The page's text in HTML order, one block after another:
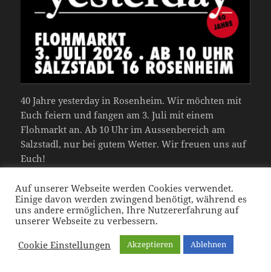
40 Jahre yesterday in Rosenheim. Wir möchten mit
Euch feiern und fangen am 3. Juli mit einem
Flohmarkt an. Ab 10 Uhr im Aussenbereich am
Salzstadl, nur bei gutem Wetter. Wir freuen uns auf
Euch!
Veröffentlicht
am
Juni 19, 2026 Autor
Karin Schlagwörter
40 Jahre yesterday, Flohmarkt,
Jubiläumsaktionen
Datenschutzerklärung Stolz präsentiert von WordPress
Auf unserer Webseite werden Cookies verwendet.
Einige davon werden zwingend benötigt, während es
uns andere ermöglichen, Ihre Nutzererfahrung auf
unserer Webseite zu verbessern.
Cookie Einstellungen
Akzeptieren Ablehnen